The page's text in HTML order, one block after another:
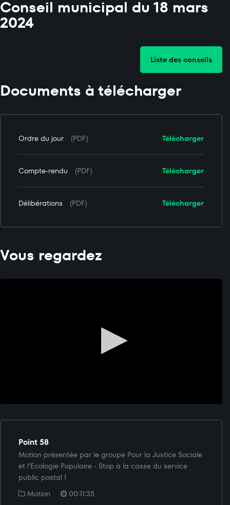
Conseil municipal du 18 mars
2024
Liste des conseils
Documents à télécharger
Télécharger
Ordre du jour (PDF)
Télécharger
Compte-rendu (PDF)
Télécharger
Délibérations (PDF)
Vous regardez
Point 58
Motion présentée par le groupe Pour la Justice Sociale
et l'Ecologie Populaire - Stop à la casse du service
public postal !
Motion
00:11:35